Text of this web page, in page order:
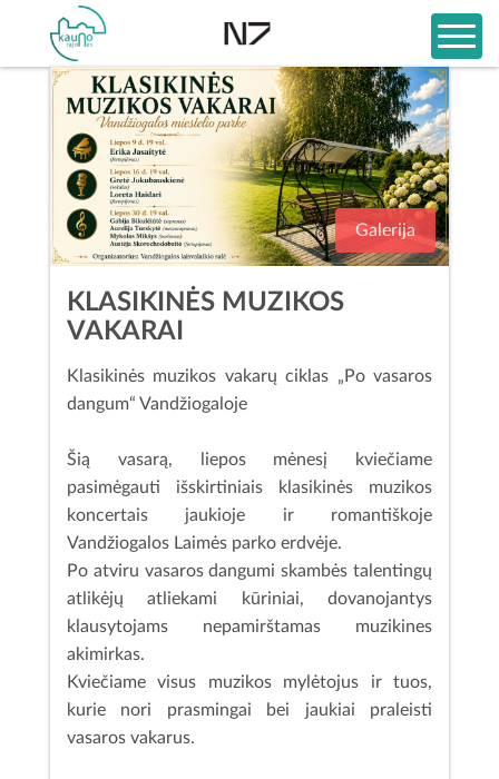
Galerija
KLASIKINĖS MUZIKOS
VAKARAI
Klasikinės muzikos vakarų ciklas „Po vasaros
dangum“ Vandžiogaloje
Šią vasarą, liepos mėnesį kviečiame
pasimėgauti išskirtiniais klasikinės muzikos
koncertais jaukioje ir romantiškoje
Vandžiogalos Laimės parko erdvėje.
Po atviru vasaros dangumi skambės talentingų
atlikėjų atliekami kūriniai, dovanojantys
klausytojams nepamirštamas muzikines
akimirkas.
Kviečiame visus muzikos mylėtojus ir tuos,
kurie nori prasmingai bei jaukiai praleisti
vasaros vakarus.